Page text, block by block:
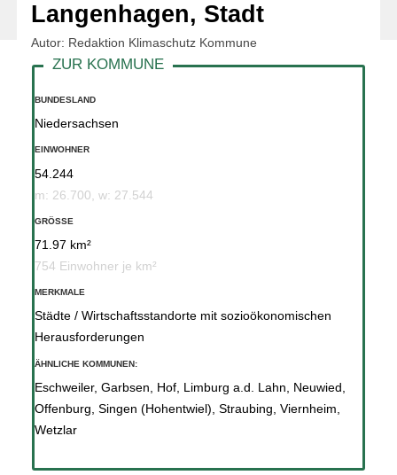
Langenhagen, Stadt
Autor: Redaktion Klimaschutz Kommune
BUNDESLAND
Niedersachsen
EINWOHNER
54.244
m: 26.700, w: 27.544
GRÖSSE
71.97 km²
754 Einwohner je km²
MERKMALE
Städte / Wirtschaftsstandorte mit sozioökonomischen
Herausforderungen
ÄHNLICHE KOMMUNEN:
Eschweiler, Garbsen Hof, Limburg a.d. Lahn Neuwied
Offenburg Singen (Hohentwiel) Straubing Viernheim
Wetzlar